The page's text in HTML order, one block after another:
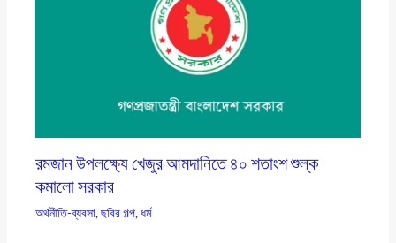
রমজান উপলক্ষ্যে খেজুর আমদানিতে ৪০ শতাংশ শুল্ক
কমালো সরকার
অর্থনীতি-ব্যবসা,ছবির গল্প, ধর্ম